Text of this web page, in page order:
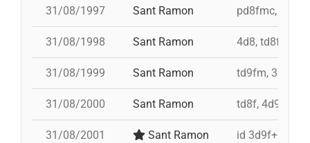
31/08/1997 Sant Ramon pd8fmc, td8f,
31/08/1998 Sant Ramon 4d8, td8f,
31/08/1999 Sant Ramon td9fm, 3d9f,
31/08/2000 Sant Ramon td8f, 4d9f,
31/08/2001 Sant Ramon id 3d9f+id